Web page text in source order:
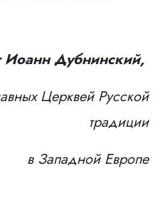
Иоанн Дубнинский,
Церквей Русской
традиции
в Западной Европе